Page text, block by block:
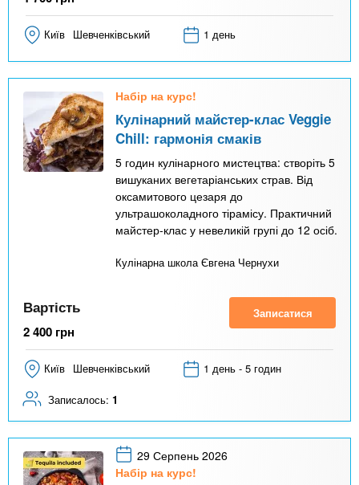
Київ Шевченківський 1 день
Набір на курс!
Кулінарний майстер-клас Veggie
Chill: гармонія смаків
5 годин кулінарного мистецтва: створіть 5
вишуканих вегетаріанських страв. Від
оксамитового цезаря до
ультрашоколадного тірамісу. Практичний
майстер-клас у невеликій групі до 12 осіб.
Кулінарна школа Євгена Чернухи
Вартість
2 400 грн
Записатися
Київ Шевченківський 1 день - 5 годин
Записалось: 1
29 Серпень 2026
Набір на курс!